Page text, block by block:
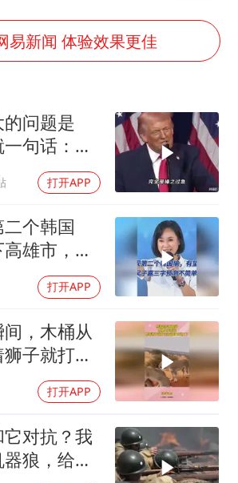
沙特否认与胡塞武装举行会谈
如何把百年大党建设得更加坚强有力
乘客脱鞋散发异味 司机提醒反被怼
日本籍女网红在韩直播时自杀身亡
恩比德变瘦引热议
总书记关心百姓身边这些民生大事
易新闻 体验效果更佳
问题是
句话：战
打开APP
个韩国
雄市，吴
不简单
打开APP
，木桶从
子就打去
打开APP
对抗？我
狼，给登